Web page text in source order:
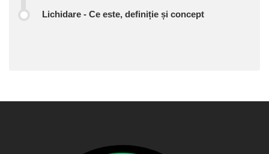
Lichidare - Ce este, definiție și concept